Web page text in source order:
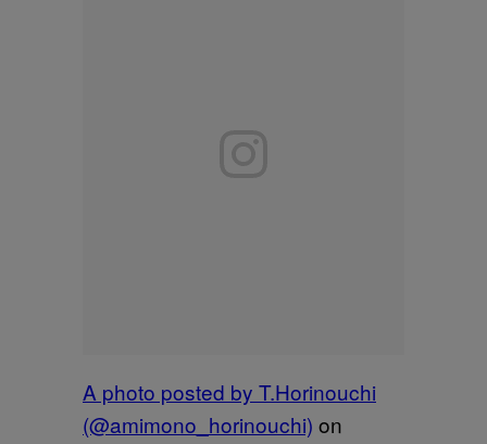
A photo posted by T.Horinouchi
(@amimono_horinouchi) on